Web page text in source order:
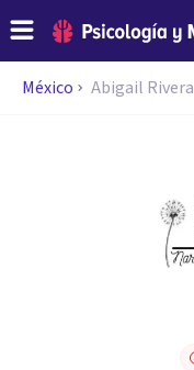
México Abigail Rivera